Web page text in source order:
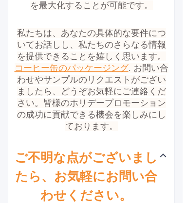
を最大化することが可能です。
私たちは、あなたの具体的な要件につ
いてお話しし、私たちのさらなる情報
を提供できることを嬉しく思います。
コーヒー缶のパッケージング. お問い合
わせやサンプルのリクエストがござい
ましたら、どうぞお気軽にご連絡くだ
さい。皆様のホリデープロモーション
の成功に貢献できる機会を楽しみにし
ております。
ご不明な点がございまし
たら、お気軽にお問い合
わせください。